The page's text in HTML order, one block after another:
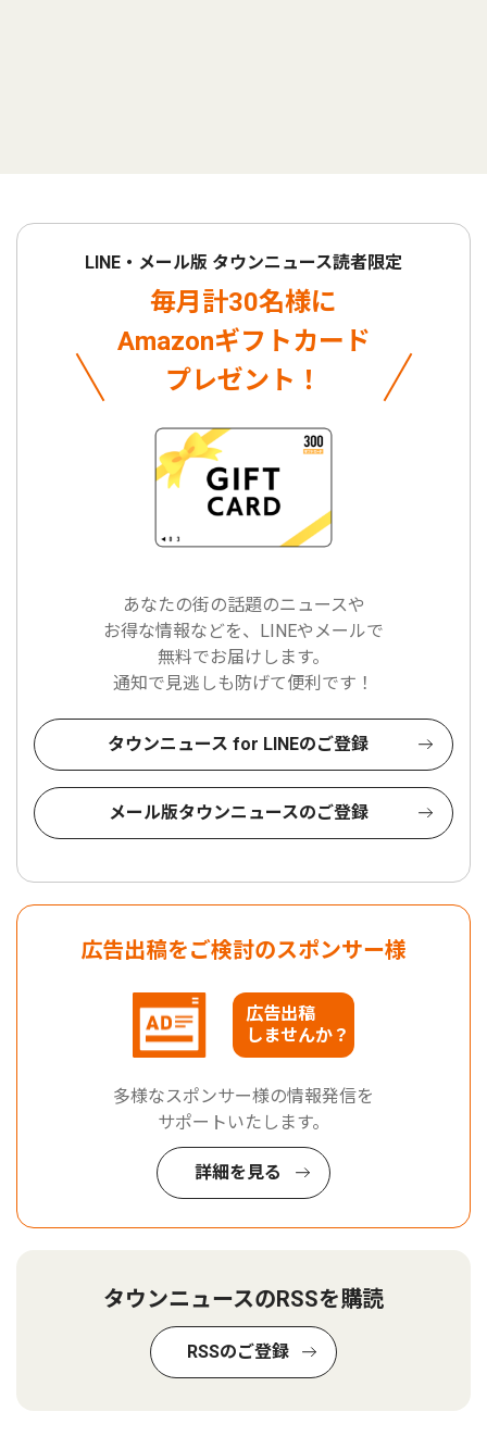
LINE・メール版 タウンニュース読者限定
毎月計30名様に
Amazonギフトカード
プレゼント！
あなたの街の話題のニュースや
お得な情報などを、LINEやメールで
無料でお届けします。
通知で見逃しも防げて便利です！
タウンニュース for LINEのご登録
メール版タウンニュースのご登録
広告出稿をご検討のスポンサー様
広告出稿
しませんか？
多様なスポンサー様の情報発信を
サポートいたします。
詳細を見る
タウンニュースのRSSを購読
RSSのご登録